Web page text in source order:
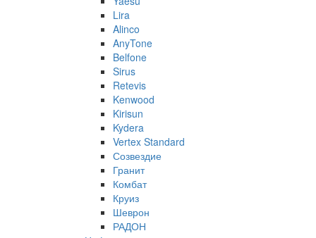
Lira
Alinco
AnyTone
Belfone
Sirus
Retevis
Kenwood
Kirisun
Kydera
Vertex Standard
Созвездие
Гранит
Комбат
Круиз
Шеврон
РАДОН